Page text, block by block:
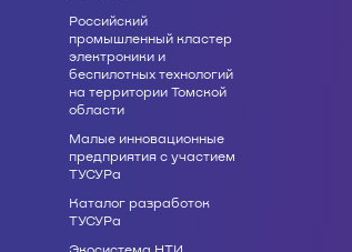
Российский
промышленный кластер
электроники и
беспилотных технологий
на территории Томской
области
Малые инновационные
предприятия с участием
ТУСУРа
Каталог разработок
ТУСУРа
Экосистема НТИ